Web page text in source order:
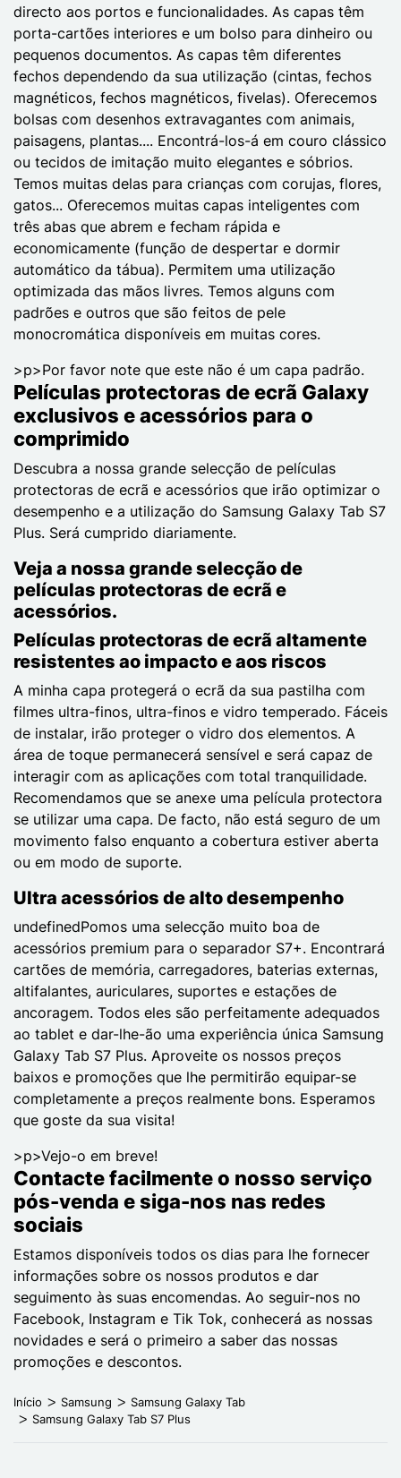
directo aos portos e funcionalidades. As capas têm
porta-cartões interiores e um bolso para dinheiro ou
pequenos documentos. As capas têm diferentes
fechos dependendo da sua utilização (cintas, fechos
magnéticos, fechos magnéticos, fivelas). Oferecemos
bolsas com desenhos extravagantes com animais,
paisagens, plantas.... Encontrá-los-á em couro clássico
ou tecidos de imitação muito elegantes e sóbrios.
Temos muitas delas para crianças com corujas, flores,
gatos... Oferecemos muitas capas inteligentes com
três abas que abrem e fecham rápida e
economicamente (função de despertar e dormir
automático da tábua). Permitem uma utilização
optimizada das mãos livres. Temos alguns com
padrões e outros que são feitos de pele
monocromática disponíveis em muitas cores.
>p>Por favor note que este não é um capa padrão.
Películas protectoras de ecrã Galaxy
exclusivos e acessórios para o
comprimido
Descubra a nossa grande selecção de películas
protectoras de ecrã e acessórios que irão optimizar o
desempenho e a utilização do Samsung Galaxy Tab S7
Plus. Será cumprido diariamente.
Veja a nossa grande selecção de
películas protectoras de ecrã e
acessórios.
Películas protectoras de ecrã altamente
resistentes ao impacto e aos riscos
A minha capa protegerá o ecrã da sua pastilha com
filmes ultra-finos, ultra-finos e vidro temperado. Fáceis
de instalar, irão proteger o vidro dos elementos. A
área de toque permanecerá sensível e será capaz de
interagir com as aplicações com total tranquilidade.
Recomendamos que se anexe uma película protectora
se utilizar uma capa. De facto, não está seguro de um
movimento falso enquanto a cobertura estiver aberta
ou em modo de suporte.
Ultra acessórios de alto desempenho
undefinedPomos uma selecção muito boa de
acessórios premium para o separador S7+. Encontrará
cartões de memória, carregadores, baterias externas,
altifalantes, auriculares, suportes e estações de
ancoragem. Todos eles são perfeitamente adequados
ao tablet e dar-lhe-ão uma experiência única Samsung
Galaxy Tab S7 Plus. Aproveite os nossos preços
baixos e promoções que lhe permitirão equipar-se
completamente a preços realmente bons. Esperamos
que goste da sua visita!
>p>Vejo-o em breve!
Contacte facilmente o nosso serviço
pós-venda e siga-nos nas redes
sociais
Estamos disponíveis todos os dias para lhe fornecer
informações sobre os nossos produtos e dar
seguimento às suas encomendas. Ao seguir-nos no
Facebook, Instagram e Tik Tok, conhecerá as nossas
novidades e será o primeiro a saber das nossas
promoções e descontos.
Início Samsung
Samsung Galaxy Tab
Samsung Galaxy Tab S7 Plus